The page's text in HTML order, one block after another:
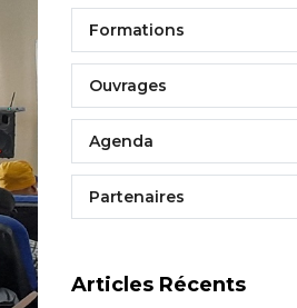
Formations
Ouvrages
Agenda
Partenaires
Articles Récents